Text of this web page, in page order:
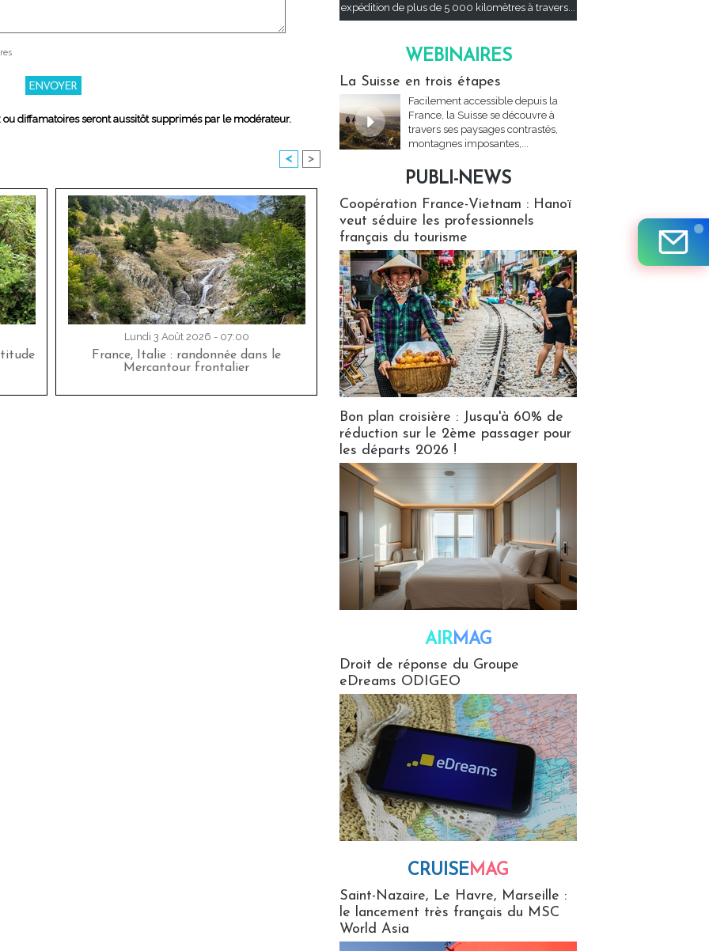
diffamatoires seront aussitôt supprimés par le modérateur.
< >
Lundi 3 Août 2026 - 07:00
France, Italie : randonnée dans le
Mercantour frontalier
expédition de plus de 5 000 kilomètres à travers...
WEBINAIRES
La Suisse en trois étapes
Facilement accessible depuis la
France, la Suisse se découvre à
travers ses paysages contrastés,
montagnes imposantes,...
PUBLI-NEWS
Coopération France-Vietnam : Hanoï
veut séduire les professionnels
français du tourisme
Bon plan croisière : Jusqu'à 60% de
réduction sur le 2ème passager pour
les départs 2026 !
AIRMAG
Droit de réponse du Groupe
eDreams ODIGEO
CRUISEMAG
Saint-Nazaire, Le Havre, Marseille :
le lancement très français du MSC
World Asia